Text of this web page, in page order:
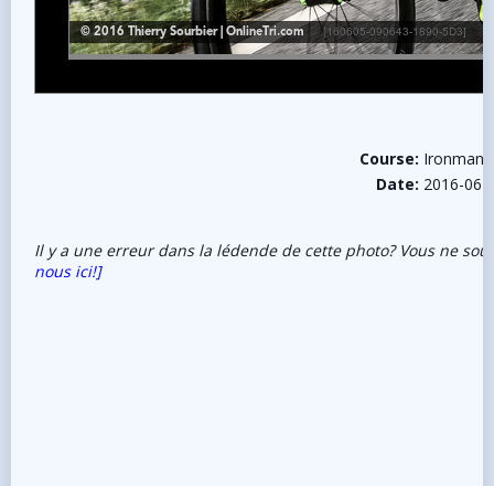
Course: Ironman
Date: 2016-06-
Il y a une erreur dans la lédende de cette photo? Vous ne
nous ici!]